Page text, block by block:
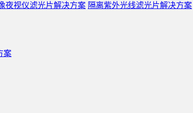
夜视仪滤光片解决方案 隔离紫外光线滤光片解决方案
案